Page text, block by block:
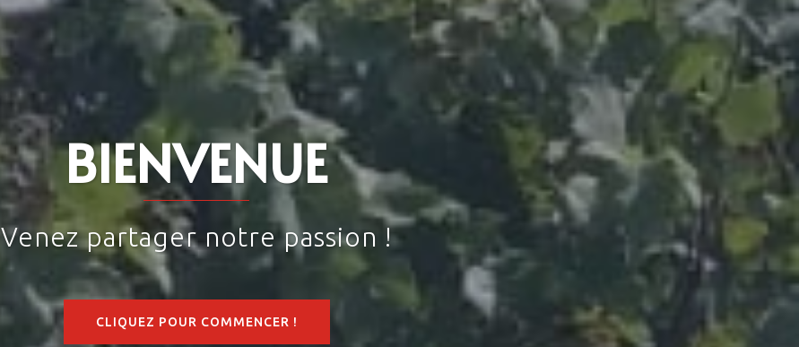
BIENVENUE
Venez partager notre passion !
CLIQUEZ POUR COMMENCER !